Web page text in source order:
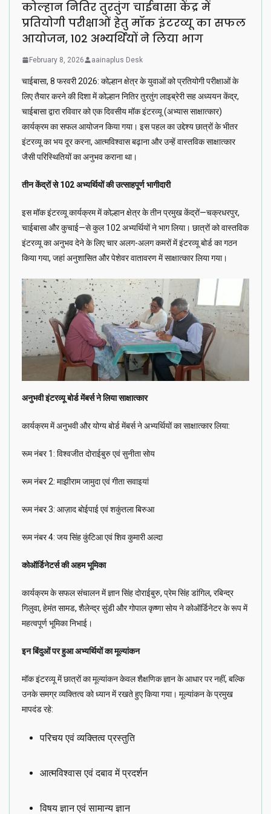
कोल्हान नितिर तुरतुंग चाईबासा केंद्र में
प्रतियोगी परीक्षाओं हेतु मॉक इंटरव्यू का सफल
आयोजन, 102 अभ्यर्थियों ने लिया भाग
February 8, 2026 aainaplus Desk
चाईबासा, 8 फरवरी 2026: कोल्हान क्षेत्र के युवाओं को प्रतियोगी परीक्षाओं के
लिए तैयार करने की दिशा में कोल्हान नितिर तुरतुंग लाइब्रेरी सह अध्ययन केंद्र,
चाईबासा द्वारा रविवार को एक दिवसीय मॉक इंटरव्यू (अभ्यास साक्षात्कार)
कार्यक्रम का सफल आयोजन किया गया। इस पहल का उद्देश्य छात्रों के भीतर
इंटरव्यू का भय दूर करना, आत्मविश्वास बढ़ाना और उन्हें वास्तविक साक्षात्कार
जैसी परिस्थितियों का अनुभव कराना था।
तीन केंद्रों से 102 अभ्यर्थियों की उत्साहपूर्ण भागीदारी
इस मॉक इंटरव्यू कार्यक्रम में कोल्हान क्षेत्र के तीन प्रमुख केंद्रों—चक्रधरपुर,
चाईबासा और कुचाई—से कुल 102 अभ्यर्थियों ने भाग लिया। छात्रों को वास्तविक
इंटरव्यू का अनुभव देने के लिए चार अलग-अलग कमरों में इंटरव्यू बोर्ड का गठन
किया गया, जहां अनुशासित और पेशेवर वातावरण में साक्षात्कार लिया गया।
अनुभवी इंटरव्यू बोर्ड मेंबर्स ने लिया साक्षात्कार
कार्यक्रम में अनुभवी और योग्य बोर्ड मेंबर्स ने अभ्यर्थियों का साक्षात्कार लिया:
रूम नंबर 1: विश्वजीत दोराईबुरु एवं सुनीता सोय
रूम नंबर 2: माझीराम जामुदा एवं गीता सवाइयां
रूम नंबर 3: आज़ाद बोईपाई एवं शकुंतला बिरुआ
रूम नंबर 4: जय सिंह कुंटिआ एवं शिव कुमारी अल्दा
कोऑर्डिनेटर्स की अहम भूमिका
कार्यक्रम के सफल संचालन में ज्ञान सिंह दोराईबुरु, प्रेम सिंह डांगिल, रबिन्द्र
गिलुवा, हेमंत सामड, शैलेन्द्र सुंडी और गोपाल कृष्णा सोय ने कोऑर्डिनेटर के रूप में
महत्वपूर्ण भूमिका निभाई।
इन बिंदुओं पर हुआ अभ्यर्थियों का मूल्यांकन
मॉक इंटरव्यू में छात्रों का मूल्यांकन केवल शैक्षणिक ज्ञान के आधार पर नहीं, बल्कि
उनके समग्र व्यक्तित्व को ध्यान में रखते हुए किया गया। मूल्यांकन के प्रमुख
मापदंड रहे:
परिचय एवं व्यक्तित्व प्रस्तुति
आत्मविश्वास एवं दबाव में प्रदर्शन
विषय ज्ञान एवं सामान्य ज्ञान